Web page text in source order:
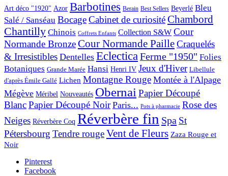
Art déco "1920" Azor Barbotines Berain Best Sellers Beyerlé Bleu
Salé / Sanséau BocageCabinet de curiositéChambord
Chantilly Chinois Coffrets Enfants Collection S&W Cour
Normande BronzeCour Normande PailleCraquelés
& Irresistibles Dentelles EclecticaFerme "1950" Folies
Botaniques Grande Marée Hansi Henri IV Jeux d'Hiver Libellule
d'après Émile Gallé Lichen Montagne Rouge Montée à l'Alpage
Mégève Méribel Nouveautés ObernaiPapier Découpé
BlancPapier Découpé Noir Paris... Pots à pharmacie Rose des
Neiges Réverbère Coq Réverbère fin Spa St
Pétersbourg Tendre rougeVent de Fleurs Zaza Rouge et
Noir
Pinterest
Facebook